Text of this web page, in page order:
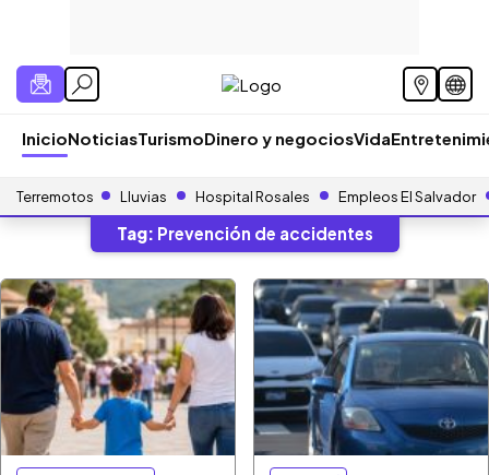
InicioNoticiasTurismoDinero y negociosVida
Terremotos Lluvias Hospital Rosales Empleos El Salvador
Tag: Prevención de accidentes